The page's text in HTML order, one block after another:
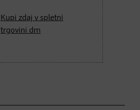
Kupi zdaj v spletni
trgovini dm